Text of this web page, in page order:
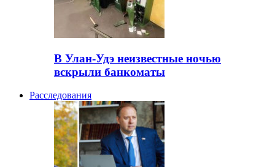
В Улан-Удэ неизвестные ночью
вскрыли банкоматы
Расследования